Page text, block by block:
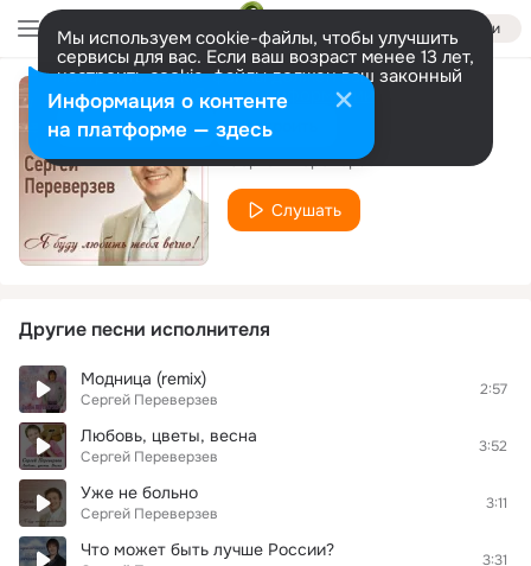
Войти
Мы используем cookie-файлы, чтобы улучшить
сервисы для вас. Если ваш возраст менее 13 лет,
настроить cookie-файлы должен ваш законный
представитель. Больше информации
Разрешить все Настроить
Остановись!
Сергей Переверзев
Слушать
Другие песни исполнителя
Модница (remix)
Сергей Переверзев
2:57
Любовь, цветы, весна
Сергей Переверзев
3:52
Уже не больно
Сергей Переверзев
3:11
Что может быть лучше России? 3:31
Информация о контенте
на платформе — здесь